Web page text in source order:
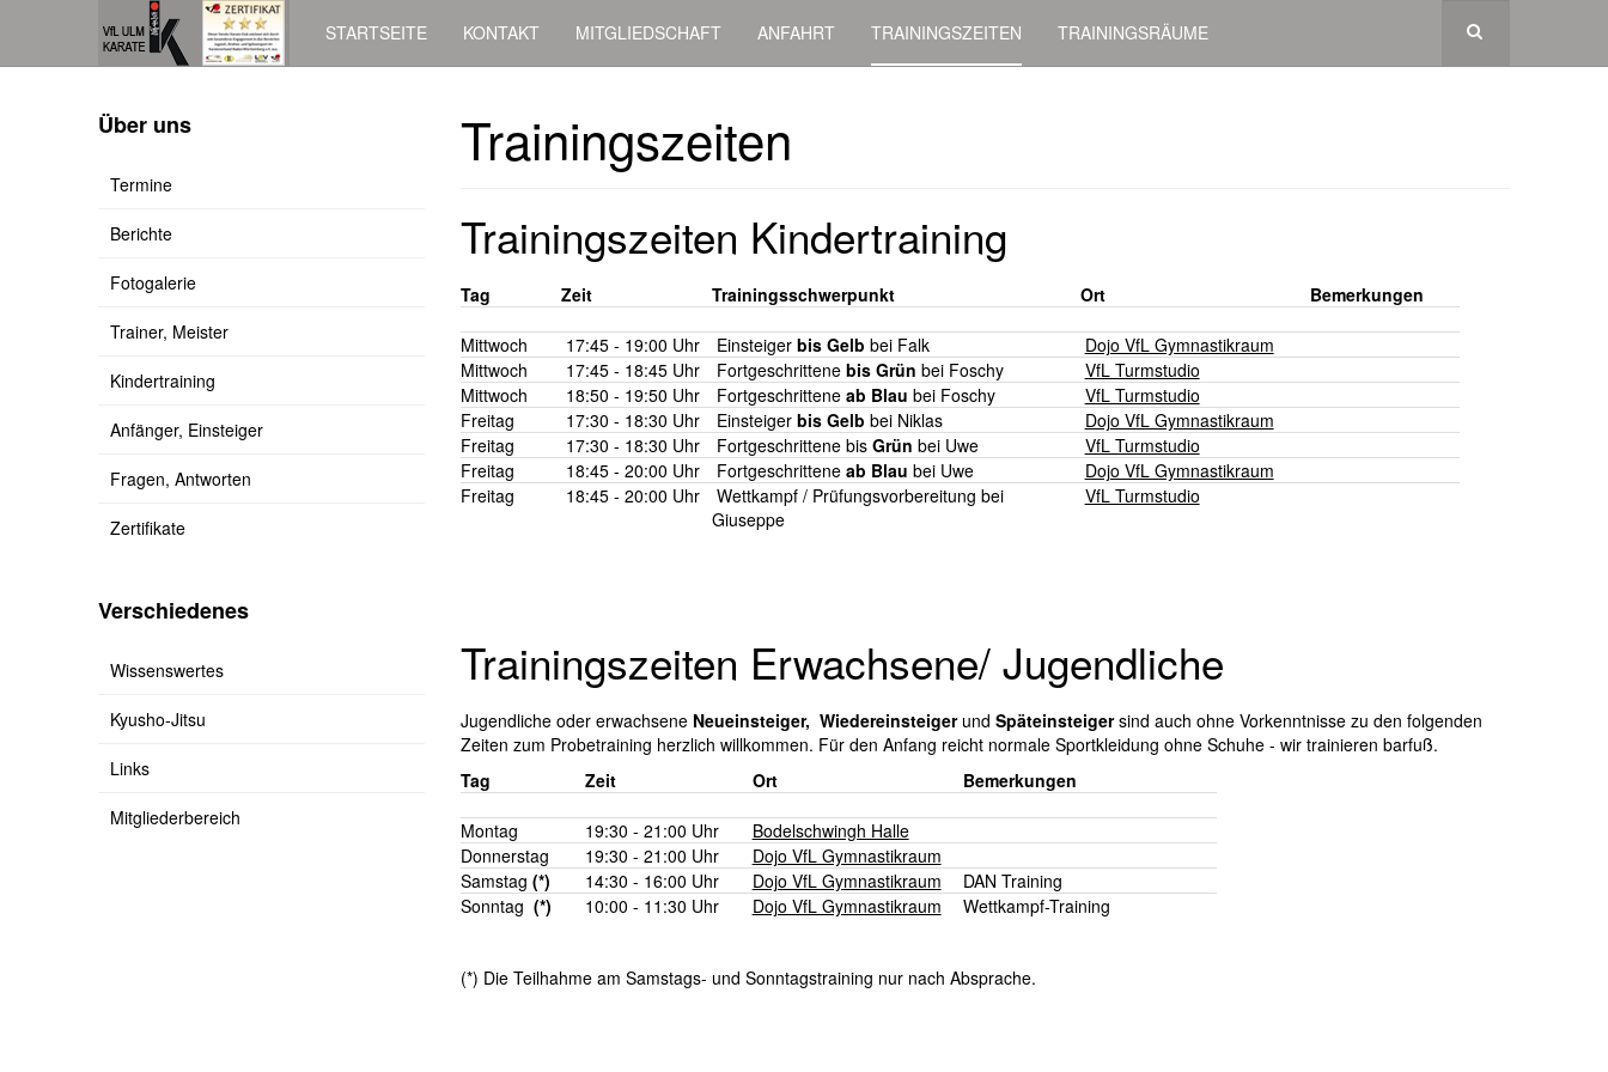
STARTSEITE KONTAKT MITGLIEDSCHAFT ANFAHRT TRAININGSZEITEN TRAININGSRÄUME
Trainingszeiten
Trainingszeiten Kindertraining
Tag Zeit Trainingsschwerpunkt Ort Bemerkungen
Mittwoch 17:45 - 19:00 Uhr Einsteiger bis Gelb bei Falk
Dojo VfL Gymnastikraum
Mittwoch
17:45 - 18:45 Uhr Fortgeschrittene bis Grün bei Foschy
VfL Turmstudio
Mittwoch
18:50 - 19:50 Uhr Fortgeschrittene ab Blau bei Foschy
VfL Turmstudio
Freitag
17:30 - 18:30 Uhr Einsteiger bis Gelb bei Niklas
Dojo VfL Gymnastikraum
Freitag
17:30 - 18:30 Uhr Fortgeschrittene bis Grün bei Uwe
VfL Turmstudio
Freitag
18:45 - 20:00 Uhr Fortgeschrittene ab Blau bei Uwe
Dojo VfL Gymnastikraum
Freitag
18:45 - 20:00 Uhr
Wettkampf / Prüfungsvorbereitung bei
Giuseppe
VfL Turmstudio
Trainingszeiten Erwachsene/ Jugendliche
Jugendliche oder erwachsene Neueinsteiger, Wiedereinsteigerund Späteinsteigersind auch ohne Vorkenntnisse zu den folgenden
Zeiten zum Probetraining herzlich willkommen. Für den Anfang reicht normale Sportkleidung ohne Schuhe - wir trainieren barfuß.
Tag
Zeit Ort Bemerkungen
Montag 19:30 - 21:00 Uhr
Bodelschwingh Halle
Donnerstag
19:30 - 21:00 Uhr
Dojo VfL Gymnastikraum
Samstag (*) 14:30 - 16:00 Uhr Dojo VfL Gymnastikraum
DAN Training
Sonntag (*) 10:00 - 11:30 Uhr Dojo VfL Gymnastikraum Wettkampf-Training
(*) Die Teilhahme am Samstags- und Sonntagstraining nur nach Absprache.
Über uns
Termine
Berichte
Fotogalerie
Trainer, Meister
Kindertraining
Anfänger, Einsteiger
Fragen, Antworten
Zertifikate
Verschiedenes
Wissenswertes
Kyusho-Jitsu
Links
Mitgliederbereich